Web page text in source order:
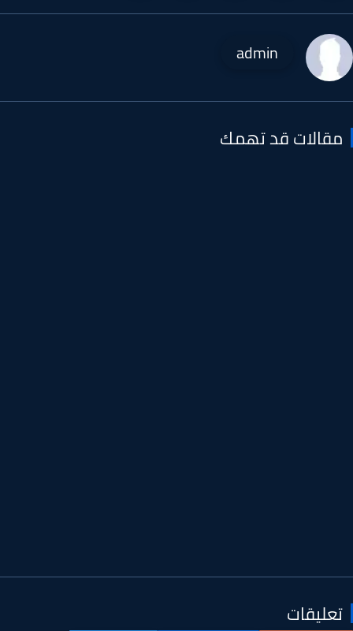
admin
قد تهمك